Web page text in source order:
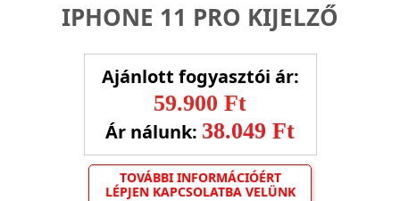
IPHONE 11 PRO KIJELZŐ
Ajánlott fogyasztói ár:
59.900 Ft
Ár nálunk: 38.049 Ft
TOVÁBBI INFORMÁCIÓÉRT
LÉPJEN KAPCSOLATBA VELÜNK